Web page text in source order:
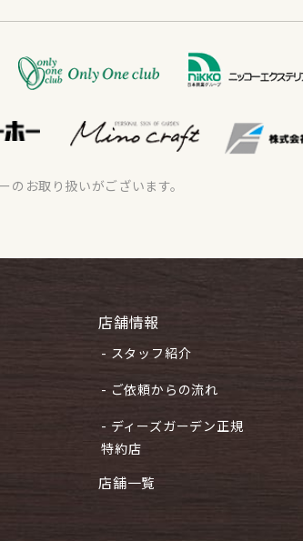
のお取り扱いがございます。
店舗情報
- スタッフ紹介
- ご依頼からの流れ
- ディーズガーデン正規
特約店
店舗一覧